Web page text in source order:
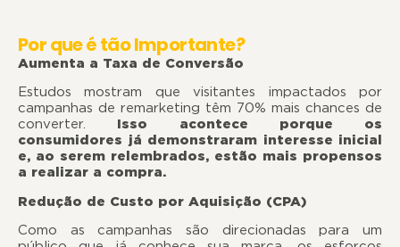
Por que é tão Importante?
Aumenta a Taxa de Conversão
Estudos mostram que visitantes impactados por
campanhas de remarketing têm 70% mais chances de
converter. Isso acontece porque os
consumidores já demonstraram interesse inicial
e, ao serem relembrados, estão mais propensos
a realizar a compra.
Redução de Custo por Aquisição (CPA)
Como as campanhas são direcionadas para um